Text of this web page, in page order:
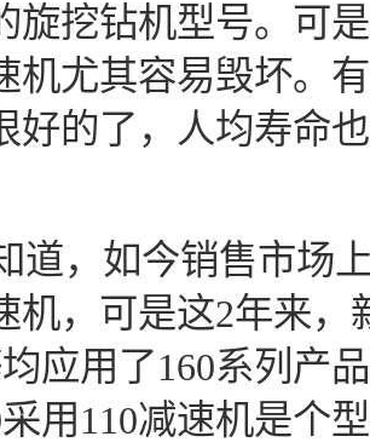
旋挖钻机型号。可
机尤其容易毁坏。
好的了，人均寿命
道，如今销售市场
机，可是这2年来，
应用了160系列产
用110减速机是个